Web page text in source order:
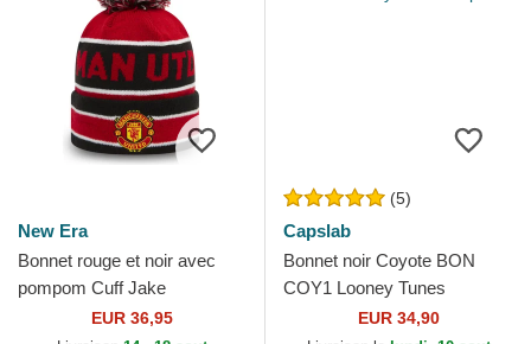
New Era
Bonnet rouge et noir avec
pompom Cuff Jake
Manchester United Football
EUR 36,95
(5)
Capslab
Bonnet noir Coyote BON
COY1 Looney Tunes
EUR 34,90